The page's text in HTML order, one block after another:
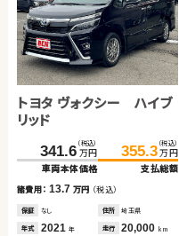
トヨタ ヴォクシー ハイブ
リッド
341.6 （税込）
万円
車両本体価格
355.3 （税込）
万円
支払総額
諸費用：13.7 万円 （税込）
保証 なし 住所 埼玉県
年式 2021 年 走行 20,000 km
トヨタ プリウス
164.7 （税込）
万円
車両本体価格
174.8 （税込）
万円
支払総額
諸費用：10.1 万円 （税込）
保証 なし 住所 岡山県
年式 2016 年 走行 98,700 km
ホンダ フィット
156.0万円
車両本体価格
諸費用：8.6 万円 （税込）